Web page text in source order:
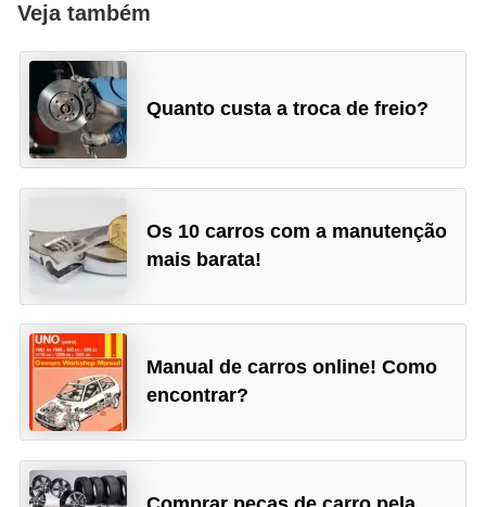
Veja também
Quanto custa a troca de freio?
Os 10 carros com a manutenção
mais barata!
Manual de carros online! Como
encontrar?